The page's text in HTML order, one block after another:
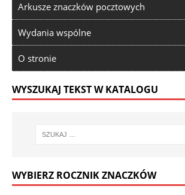
Arkusze znaczków pocztowych
Wydania wspólne
O stronie
WYSZUKAJ TEKST W KATALOGU
WYBIERZ ROCZNIK ZNACZKÓW